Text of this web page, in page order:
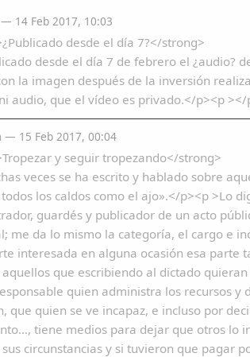
— 14 Feb 2017, 10:03
desde el día 7?</strong>
desde el día 7 de febrero el ¿audio?
la imagen después de la inversión
audio, que el vídeo es privado.</p><p ></
— 15 Feb 2017, 00:04
y seguir tropezando</strong>
veces se ha escrito y hablado sobre
los caldos como el ajo».</p><p >Lo
guardés y publicador de un acto
me da lo mismo la categoría, el cargo e
interesada en alguna ocasión esa
que escribiendo al dictado
quien administra los recursos
que quien se ve incapaz, e incluso por
tiene medios para dejar que otros lo
circunstancias y si tuvieron que pagar